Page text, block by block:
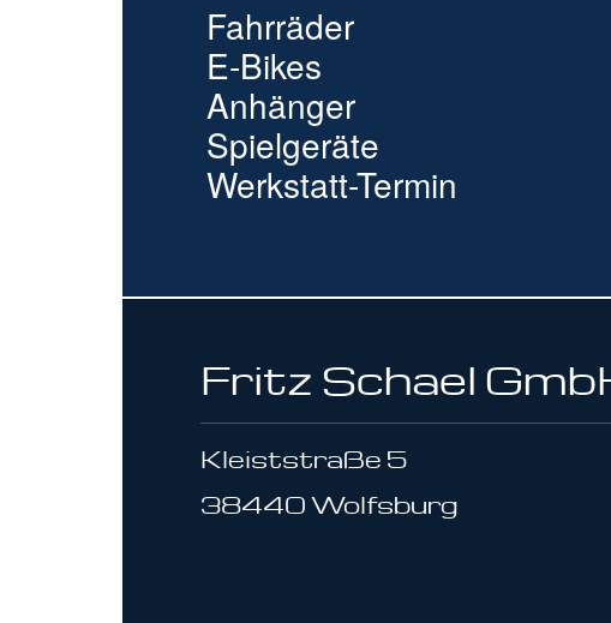
Fahrräder
E-Bikes
Anhänger
Spielgeräte
Werkstatt-Termin
Fritz Schael
Kleiststraße 5
38440 Wolfsburg